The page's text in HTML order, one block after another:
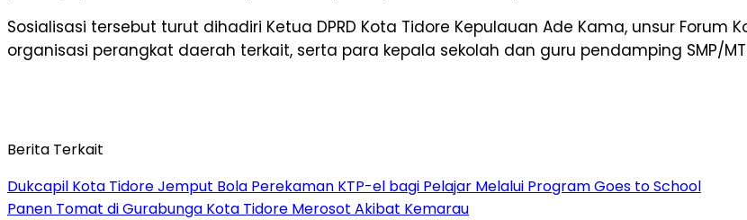
Sosialisasi tersebut turut dihadiri Ketua DPRD Kota Tidore Kepulauan Ade Kama, unsur Forum
organisasi perangkat daerah terkait, serta para kepala sekolah dan guru pendamping SMP/
Berita Terkait
Dukcapil Kota Tidore Jemput Bola Perekaman KTP-el bagi Pelajar Melalui Program Goes to School
Panen Tomat di Gurabunga Kota Tidore Merosot Akibat Kemarau